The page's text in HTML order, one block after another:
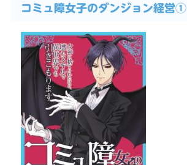
コミュ障女子のダンジョン経営①